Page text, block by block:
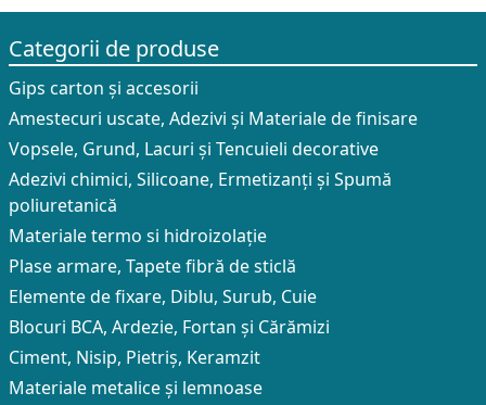
Categorii de produse
Gips carton și accesorii
Amestecuri uscate, Adezivi şi Materiale de finisare
Vopsele, Grund, Lacuri și Tencuieli decorative
Adezivi chimici, Silicoane, Ermetizanți și Spumă
poliuretanică
Materiale termo si hidroizolație
Plase armare, Tapete fibră de sticlă
Elemente de fixare, Diblu, Surub, Cuie
Blocuri BCA, Ardezie, Fortan și Cărămizi
Ciment, Nisip, Pietriș, Keramzit
Materiale metalice și lemnoase